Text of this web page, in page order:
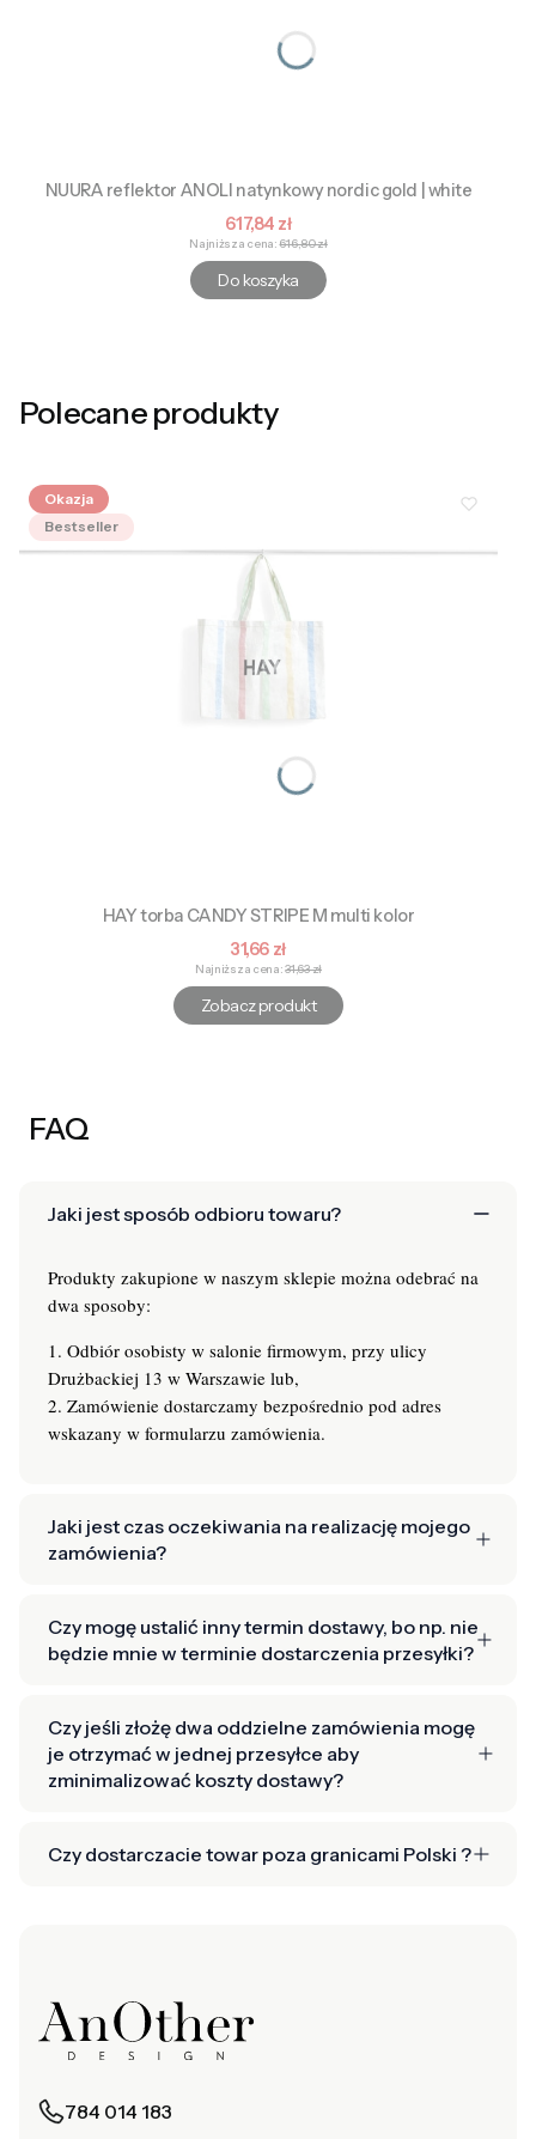
NUURA reflektor ANOLI natynkowy nordic gold | white
Cena promocyjna
617,84 zł
Najniższa cena: 616,80 zł
Do koszyka
Polecane produkty
Okazja
Bestseller
HAY torba CANDY STRIPE M multi kolor
Cena promocyjna
31,66 zł
Najniższa cena: 31,63 zł
Zobacz produkt
FAQ
Jaki jest sposób odbioru towaru?
Produkty zakupione w naszym sklepie można odebrać na
dwa sposoby:
1. Odbiór osobisty w salonie firmowym, przy ulicy
Drużbackiej 13 w Warszawie lub,
2. Zamówienie dostarczamy bezpośrednio pod adres
wskazany w formularzu zamówienia.
Jaki jest czas oczekiwania na realizację mojego
zamówienia?
Czy mogę ustalić inny termin dostawy, bo np. nie
będzie mnie w terminie dostarczenia przesyłki?
Czy jeśli złożę dwa oddzielne zamówienia mogę
je otrzymać w jednej przesyłce aby
zminimalizować koszty dostawy?
Czy dostarczacie towar poza granicami Polski ?
784 014 183